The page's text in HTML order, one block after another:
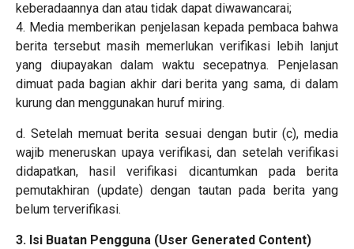
keberadaannya dan atau tidak dapat diwawancarai;
4. Media memberikan penjelasan kepada pembaca bahwa
berita tersebut masih memerlukan verifikasi lebih lanjut
yang diupayakan dalam waktu secepatnya. Penjelasan
dimuat pada bagian akhir dari berita yang sama, di dalam
kurung dan menggunakan huruf miring.
d. Setelah memuat berita sesuai dengan butir (c), media
wajib meneruskan upaya verifikasi, dan setelah verifikasi
didapatkan, hasil verifikasi dicantumkan pada berita
pemutakhiran (update) dengan tautan pada berita yang
belum terverifikasi.
3. Isi Buatan Pengguna (User Generated Content)